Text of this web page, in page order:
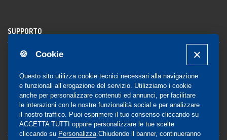
🍪 Cookie
Questo sito utilizza cookie tecnici necessari alla navigazione
e funzionali all’erogazione del servizio. Utilizziamo i cookie
anche per personalizzare contenuti ed annunci, per facilitare
le interazioni con le nostre funzionalità social e per analizzare
il nostro traffico. Puoi esprimere il tuo consenso cliccando su
ACCETTA TUTTI oppure personalizzare le tue scelte
cliccando su Personalizza .Chiudendo il banner, continueranno
SUPPORTO
Registrazione al sito
Notifica
COMMUNITY